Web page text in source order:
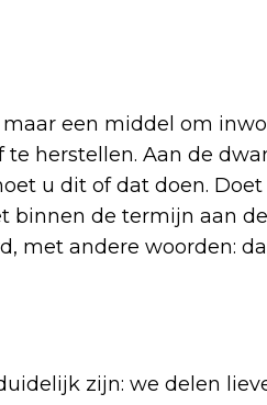
een middel om
herstellen. Aan de
u dit of dat doen.
binnen de termijn aan
met andere woorden:
zijn: we delen